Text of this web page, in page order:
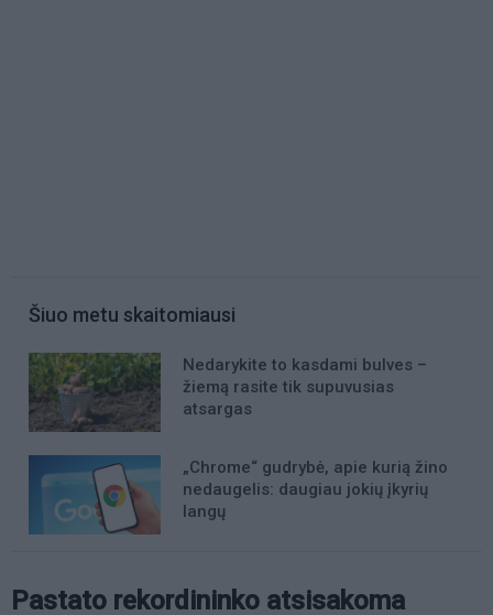
Šiuo metu skaitomiausi
Nedarykite to kasdami bulves –
žiemą rasite tik supuvusias
atsargas
„Chrome“ gudrybė, apie kurią žino
nedaugelis: daugiau jokių įkyrių
langų
Pastato rekordininko atsisakoma